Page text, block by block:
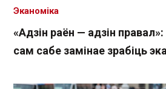
«Адзін раён — адзін
сам сабе замінае зрабіць
Эканоміка